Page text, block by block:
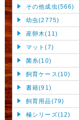
その他成虫(566)
幼虫(2775)
産卵木(11)
マット(7)
菌糸(10)
飼育ケース(10)
書籍(91)
飼育用品(79)
極シリーズ(12)